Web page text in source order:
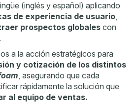
(inglés y español) aplicando
de experiencia de usuario,
prospectos globalescon
a la acción estratégicos para
y cotización de los distintos
, asegurando que cada
rápidamente la solución que
al equipo de ventas.